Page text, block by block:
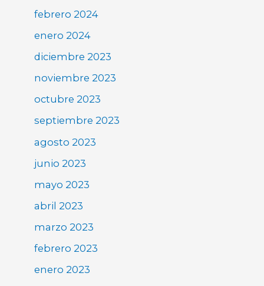
febrero 2024
enero 2024
diciembre 2023
noviembre 2023
octubre 2023
septiembre 2023
agosto 2023
junio 2023
mayo 2023
abril 2023
marzo 2023
febrero 2023
enero 2023